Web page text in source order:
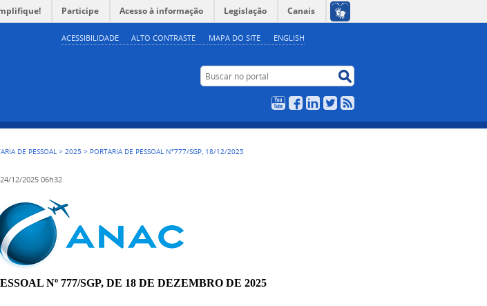
ACESSIBILIDADE ALTO CONTRASTE MAPA DO SITE ENGLISH
Participe Acesso à informação Legislação Canais
Buscar no portal
YouTubeFacebookLinkedIn
Twitter
DE PESSOAL >2025 > PORTARIA DE PESSOAL Nº777/SGP, 18/12/2025
24/12/2025 06h32
Nº 777/SGP, DE 18 DE DEZEMBRO DE 2025